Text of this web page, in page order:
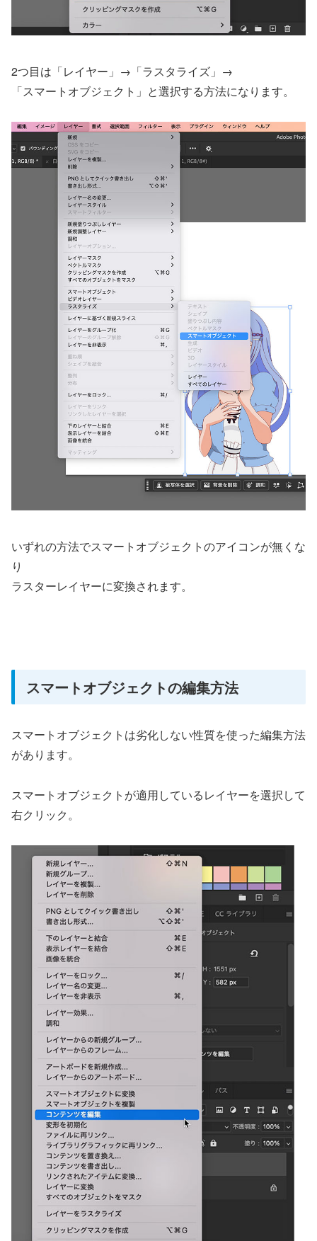
2つ目は「レイヤー」→「ラスタライズ」→
「スマートオブジェクト」と選択する方法になります。
いずれの方法でスマートオブジェクトのアイコンが無くな
り
ラスターレイヤーに変換されます。
スマートオブジェクトの編集方法
スマートオブジェクトは劣化しない性質を使った編集方法
があります。
スマートオブジェクトが適用しているレイヤーを選択して
右クリック。